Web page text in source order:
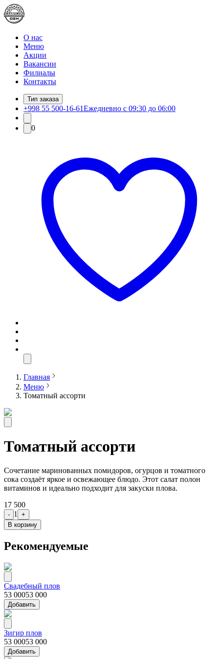
О нас
Меню
Акции
Вакансии
Филиалы
Контакты
Тип заказа
+998 55 500-16-61Ежедневно с 09:30 до 06:00
0
Главная
Меню
Томатный ассорти
Томатный ассорти
Сочетание маринованных помидоров, огурцов и томатного
сока создаёт яркое и освежающее блюдо. Этот салат полон
витаминов и идеально подходит для закуски плова.
17 500
- 1
+
В корзину
Рекомендуемые
Свадебный плов
53 00053 000
Добавить
Зигир плов
53 00053 000
Добавить